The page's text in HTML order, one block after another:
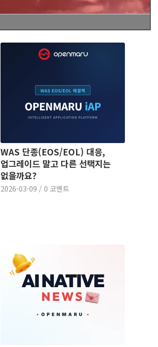
WAS 단종(EOS/EOL) 대응,
업그레이드 말고 다른 선택지는
없을까요?
2026-03-09 / 0 코멘트